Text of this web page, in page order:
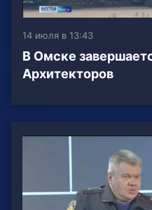
14 июля в 13:43
В Омске
Архитекторов